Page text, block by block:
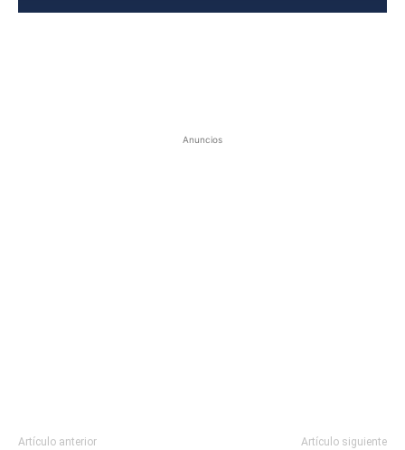
Anuncios
Artículo anterior Artículo siguiente